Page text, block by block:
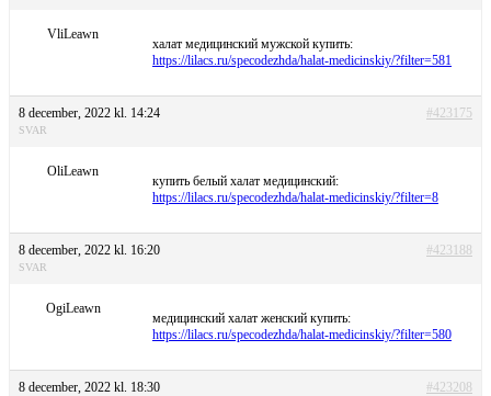
VliLeawn
халат медицинский мужской купить:
https://lilacs.ru/specodezhda/halat-medicinskiy/?filter=581
8 december, 2022 kl. 14:24 #423175
SVAR
OliLeawn
купить белый халат медицинский:
https://lilacs.ru/specodezhda/halat-medicinskiy/?filter=8
8 december, 2022 kl. 16:20 #423188
SVAR
OgiLeawn
медицинский халат женский купить:
https://lilacs.ru/specodezhda/halat-medicinskiy/?filter=580
8 december, 2022 kl. 18:30 #423208